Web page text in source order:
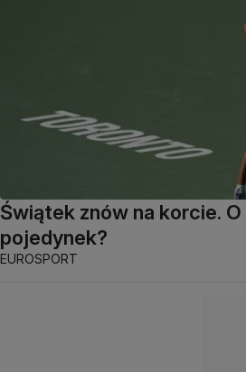
Świątek znów na korcie.
pojedynek?
EUROSPORT